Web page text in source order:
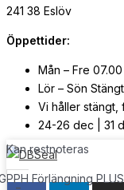
241 38 Eslöv
Öppettider:
Mån – Fre 07.00
Lör – Sön Stängt
Vi håller stängt,
24-26 dec | 31
© Copyright 2026|
Kan restnoteras
Förlängning